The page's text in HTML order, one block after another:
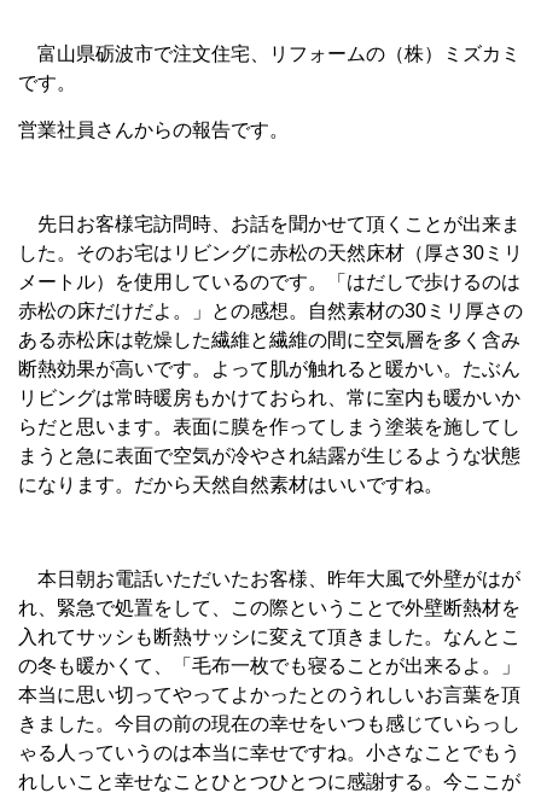
富山県砺波市で注文住宅、リフォームの（株）ミズカミ
です。
営業社員さんからの報告です。
先日お客様宅訪問時、お話を聞かせて頂くことが出来ま
した。そのお宅はリビングに赤松の天然床材（厚さ30ミリ
メートル）を使用しているのです。「はだしで歩けるのは
赤松の床だけだよ。」との感想。自然素材の30ミリ厚さの
ある赤松床は乾燥した繊維と繊維の間に空気層を多く含み
断熱効果が高いです。よって肌が触れると暖かい。たぶん
リビングは常時暖房もかけておられ、常に室内も暖かいか
らだと思います。表面に膜を作ってしまう塗装を施してし
まうと急に表面で空気が冷やされ結露が生じるような状態
になります。だから天然自然素材はいいですね。
本日朝お電話いただいたお客様、昨年大風で外壁がはが
れ、緊急で処置をして、この際ということで外壁断熱材を
入れてサッシも断熱サッシに変えて頂きました。なんとこ
の冬も暖かくて、「毛布一枚でも寝ることが出来るよ。」
本当に思い切ってやってよかったとのうれしいお言葉を頂
きました。今目の前の現在の幸せをいつも感じていらっし
ゃる人っていうのは本当に幸せですね。小さなことでもう
れしいこと幸せなことひとつひとつに感謝する。今ここが